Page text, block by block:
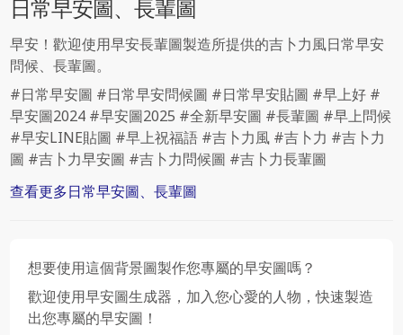
日常早安圖、長輩圖
早安！歡迎使用早安長輩圖製造所提供的吉卜力風日常早安
問候、長輩圖。
#日常早安圖 #日常早安問候圖 #日常早安貼圖 #早上好 #
早安圖2024 #早安圖2025 #全新早安圖 #長輩圖 #早上問候
#早安LINE貼圖 #早上祝福語 #吉卜力風 #吉卜力 #吉卜力
圖 #吉卜力早安圖 #吉卜力問候圖 #吉卜力長輩圖
查看更多日常早安圖、長輩圖
想要使用這個背景圖製作您專屬的早安圖嗎？
歡迎使用早安圖生成器，加入您心愛的人物，快速製造
出您專屬的早安圖！